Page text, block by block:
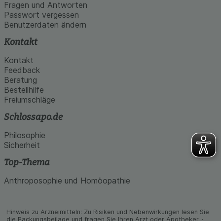
Werbung auf Drittseiten möglichst relevant für Sie
zu gestalten. Bitte beachten Sie, dass Daten
hierfür teilweise an Dritte wie z.B. Google oder
soziale Medien übertragen werden.
Fragen und Antworten
Passwort vergessen
Benutzerdaten ändern
Kontakt
Kontakt
Feedback
Beratung
Bestellhilfe
Freiumschläge
Schlossapo.de
Philosophie
Sicherheit
Top-Thema
Anthroposophie und Homöopathie
Hinweis zu Arzneimitteln: Zu Risiken und Neben­wirkungen lesen Sie
die Packungs­beilage und fragen Sie Ihren Arzt oder Apo­theker. ·